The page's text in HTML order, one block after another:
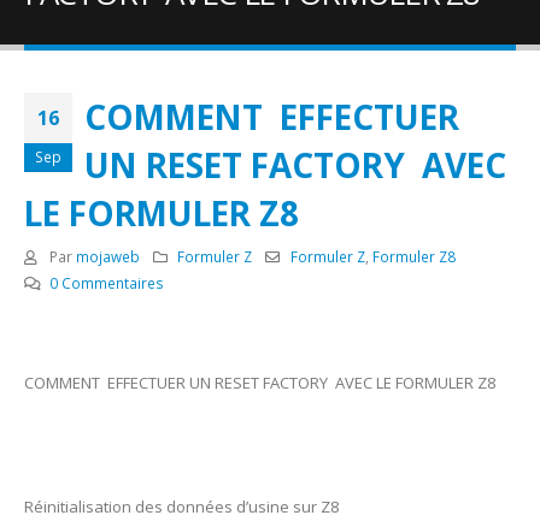
16
Sep
COMMENT EFFECTUER
UN RESET FACTORY AVEC
LE FORMULER Z8
Par mojaweb Formuler Z Formuler Z Formuler Z8
0 Commentaires
COMMENT EFFECTUER UN RESET FACTORY AVEC LE FORMULER Z8
Réinitialisation des données d’usine sur Z8